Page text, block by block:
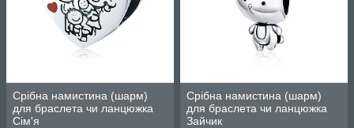
Срібна намистина (шарм)
для браслета чи ланцюжка
Сім'я
Срібна намистина (шарм)
для браслета чи ланцюжка
Зайчик